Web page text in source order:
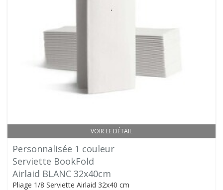
VOIR LE DÉTAIL
Personnalisée 1 couleur
Serviette BookFold
Airlaid BLANC 32x40cm
Pliage 1/8 Serviette Airlaid 32x40 cm